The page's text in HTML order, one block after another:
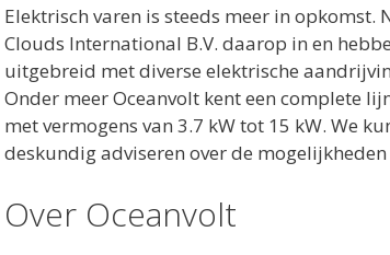
Elektrisch varen is steeds meer in
Clouds International B.V. daarop in en
uitgebreid met diverse elektrische
Onder meer Oceanvolt kent een complete
met vermogens van 3.7 kW tot 15 kW. We
deskundig adviseren over de
Over Oceanvolt